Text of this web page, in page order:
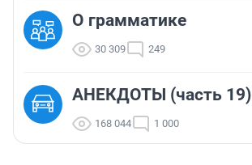
О грамматике
30 309 249
АНЕКДОТЫ (часть 19)
168 044 1 000